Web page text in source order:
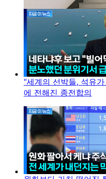
"세계의 선박들, 석유
에 전해진 종전합의